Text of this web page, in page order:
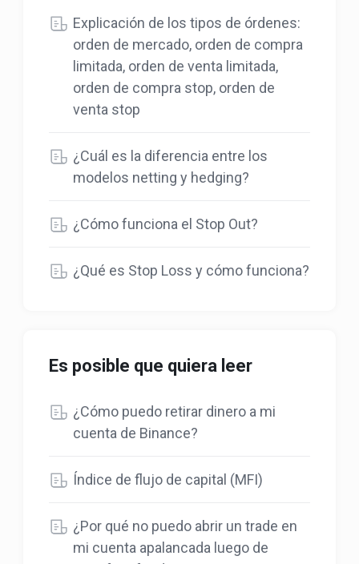
Explicación de los tipos de órdenes:
orden de mercado, orden de compra
limitada, orden de venta limitada,
orden de compra stop, orden de
venta stop
¿Cuál es la diferencia entre los
modelos netting y hedging?
¿Cómo funciona el Stop Out?
¿Qué es Stop Loss y cómo funciona?
Es posible que quiera leer
¿Cómo puedo retirar dinero a mi
cuenta de Binance?
Índice de flujo de capital (MFI)
¿Por qué no puedo abrir un trade en
mi cuenta apalancada luego de